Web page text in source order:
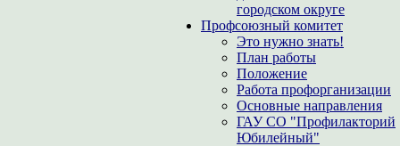
городском округе
Профсоюзный комитет
Это нужно знать!
План работы
Положение
Работа профорганизации
Основные направления
ГАУ СО "Профилакторий
Юбилейный"